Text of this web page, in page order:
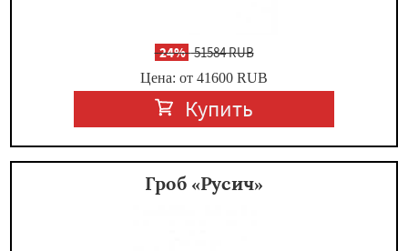
-24%51584 RUB
Цена: от 41600 RUB
Купить
Гроб «Русич»